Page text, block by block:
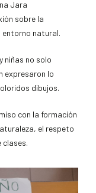
Jara
sobre la
entorno natural.
niñas no solo
expresaron lo
dibujos.
con la formación
el respeto
clases.